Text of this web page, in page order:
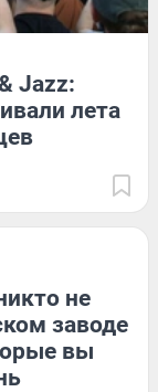
Jazz:
лета
не
заводе
вы